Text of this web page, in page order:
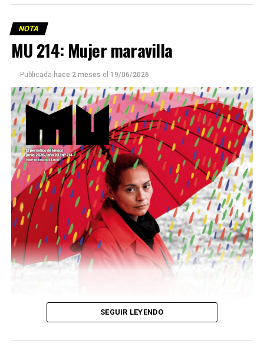
Este número 215 de MU ☝️viene con doble tapa, que
podría ser una frase:
Sin chamuyo, a remarla.
Descargar la Mu en PDF
NOTA
MU 214: Mujer maravilla
Publicada hace 2 meses el 19/06/2026
SEGUIR LEYENDO